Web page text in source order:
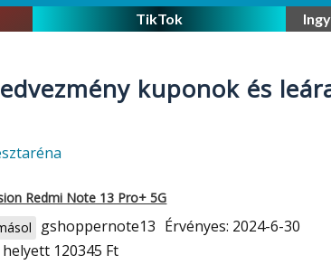
TikTok
kuponok és
Redmi Note 13 Pro+ 5G
gshoppernote13 Érvényes: 2024-6-30
helyett 120345 Ft